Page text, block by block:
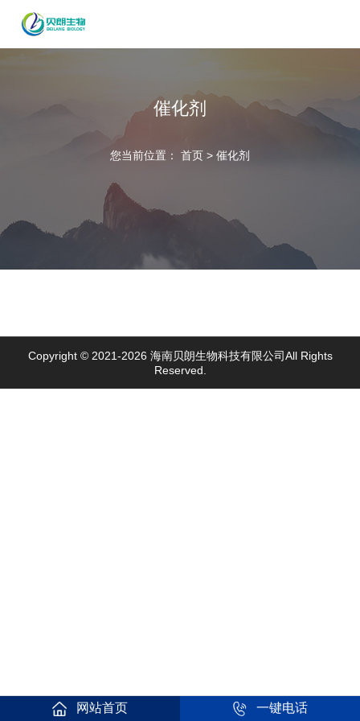
催化剂
您当前位置： 首页 > 催化剂
Copyright © 2021-2026 海南贝朗生物科技有限公司All Rights
Reserved.
网站首页 一键电话